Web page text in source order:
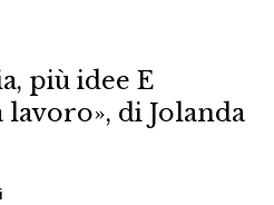
più idee E
lavoro», di Jolanda